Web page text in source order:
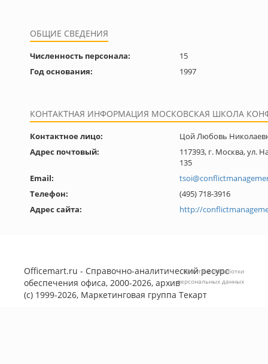
ОБЩИЕ СВЕДЕНИЯ
Численность персонала:
15
Год основания:
1997
КОНТАКТНАЯ ИНФОРМАЦИЯ МОСКОВСКАЯ ШКОЛА
Контактное лицо:
Цой Любовь
Адрес почтовый:
117393, г. Москва, ул.
135
Email:
Телефон:
(495) 718-3916
Адрес сайта:
http://
Officemart.ru - Справочно-аналитический ресурс
обеспечения офиса, 2000-2026, архив
(с) 1999-2026, Маркетинговая группа Текарт
Политика обработки
персональных данных